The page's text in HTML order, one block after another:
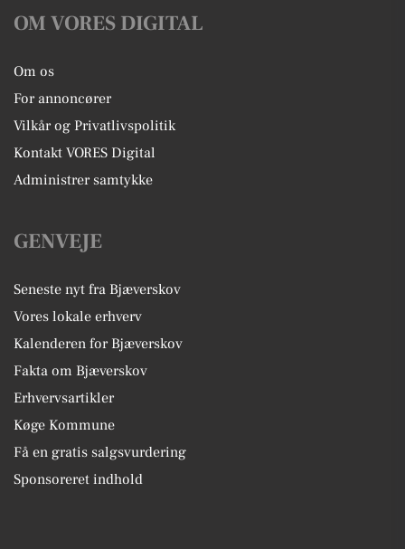
OM VORES DIGITAL
Om os
For annoncører
Vilkår og Privatlivspolitik
Kontakt VORES Digital
Administrer samtykke
GENVEJE
Seneste nyt fra Bjæverskov
Vores lokale erhverv
Kalenderen for Bjæverskov
Fakta om Bjæverskov
Erhvervsartikler
Køge Kommune
Få en gratis salgsvurdering
Sponsoreret indhold